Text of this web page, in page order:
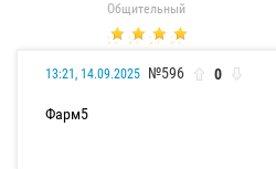
Общительный
13:21, 14.09.2025 №596 0
Фарм5